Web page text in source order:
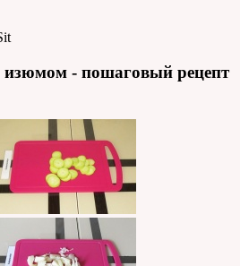
изюмом - пошаговый рецепт